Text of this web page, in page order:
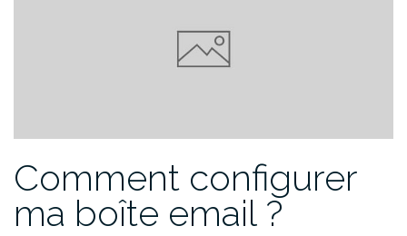
Comment configurer
ma boîte email ?